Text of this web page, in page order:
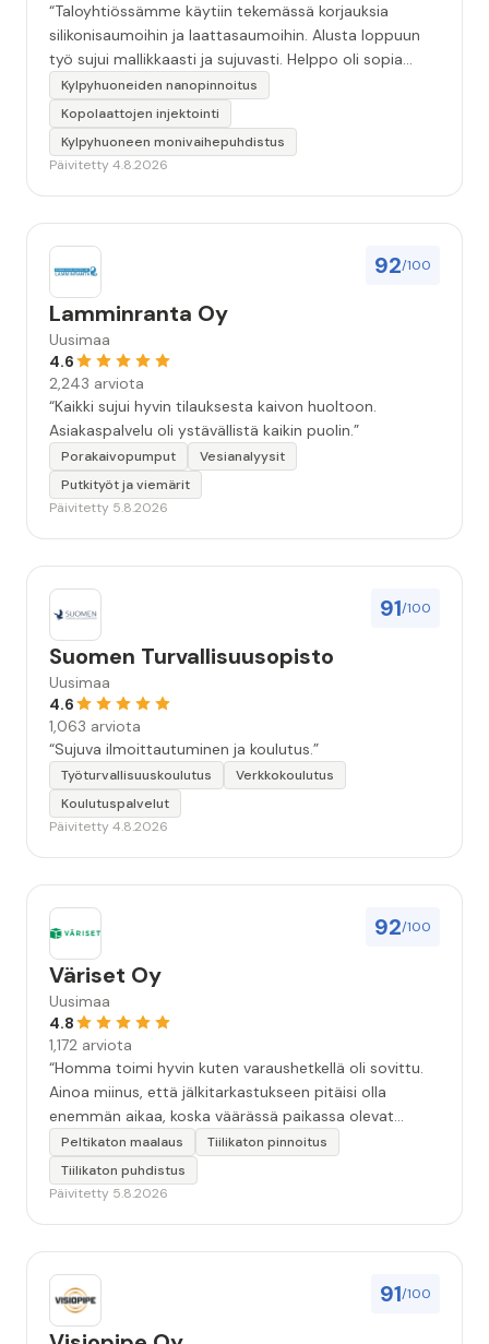
“Taloyhtiössämme käytiin tekemässä korjauksia
silikonisaumoihin ja laattasaumoihin. Alusta loppuun
työ sujui mallikkaasti ja sujuvasti. Helppo oli sopia
asioista ja ystävällistä palvelua. Kuunneltiin asiakasta.
Ei tyrkytetty mitään mitä ei halunnut, mikä tänä
päivänä on harvinaista. Työn jälki priimaa😍.”
Kylpyhuoneiden nanopinnoitus
Kopolaattojen injektointi
Kylpyhuoneen monivaihepuhdistus
Päivitetty 4.8.2026
92/100
Lamminranta Oy
Uusimaa
4.6
2,243 arviota
“Kaikki sujui hyvin tilauksesta kaivon huoltoon.
Asiakaspalvelu oli ystävällistä kaikin puolin.”
Porakaivopumput
Vesianalyysit
Putkityöt ja viemärit
Päivitetty 5.8.2026
91/100
Suomen Turvallisuusopisto
Uusimaa
4.6
1,063 arviota
“Sujuva ilmoittautuminen ja koulutus.”
Työturvallisuuskoulutus
Verkkokoulutus
Koulutuspalvelut
Päivitetty 4.8.2026
92/100
Väriset Oy
Uusimaa
4.8
1,172 arviota
“Homma toimi hyvin kuten varaushetkellä oli sovittu.
Ainoa miinus, että jälkitarkastukseen pitäisi olla
enemmän aikaa, koska väärässä paikassa olevat
maalitipat löytyy myöhemmin ”
Peltikaton maalaus
Tiilikaton pinnoitus
Tiilikaton puhdistus
Päivitetty 5.8.2026
91/100